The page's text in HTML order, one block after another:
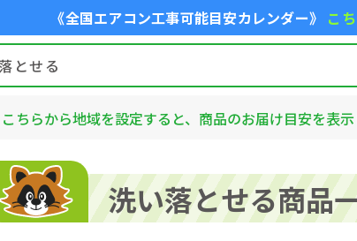
《全国エアコン工事可能目安カレンダー》 こ
こちらから地域を設定すると、商品のお届け目安を表示
洗い落とせる商品